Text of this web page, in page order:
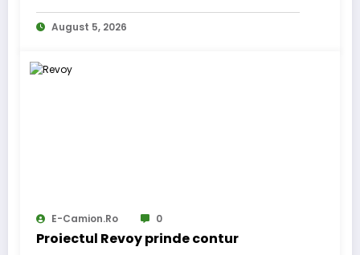
internațional
August 5, 2026
E-Camion.ro 0
Proiectul Revoy prinde contur